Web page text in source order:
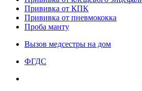
Прививка от КПК
Прививка от пневмококка
Проба манту
Вызов медсестры на дом
ФГДС